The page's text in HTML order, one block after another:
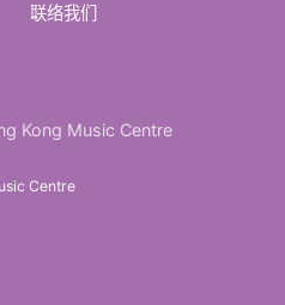
联络我们
Kong Music Centre
Centre